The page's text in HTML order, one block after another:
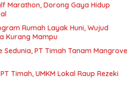
Marathon, Dorong Gaya Hidup
Rumah Layak Huni, Wujud
Kurang Mampu
Sedunia, PT Timah Tanam Mangrove
Timah, UMKM Lokal Raup Rezeki